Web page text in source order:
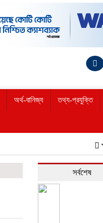
অর্থ-বানিজ্য তথ্য-প্রযুক্তি
সর্বশেষ